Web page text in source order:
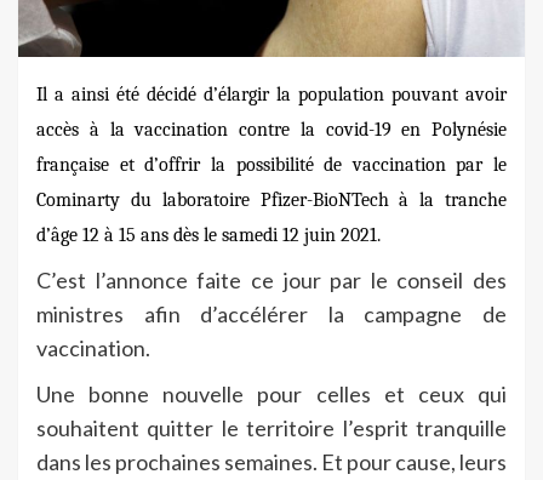
Il a ainsi été décidé d’élargir la population pouvant avoir
accès à la vaccination contre la covid-19 en Polynésie
française et d’offrir la possibilité de vaccination par le
Cominarty du laboratoire Pfizer-BioNTech à la tranche
d’âge 12 à 15 ans dès le samedi 12 juin 2021.
C’est l’annonce faite ce jour par le conseil des
ministres afin d’accélérer la campagne de
vaccination.
Une bonne nouvelle pour celles et ceux qui
souhaitent quitter le territoire l’esprit tranquille
dans les prochaines semaines. Et pour cause, leurs